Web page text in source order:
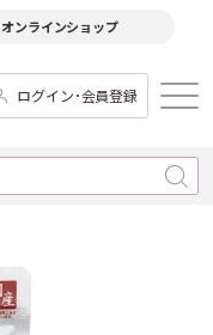
オンラインショップ
ログイン･会員登録